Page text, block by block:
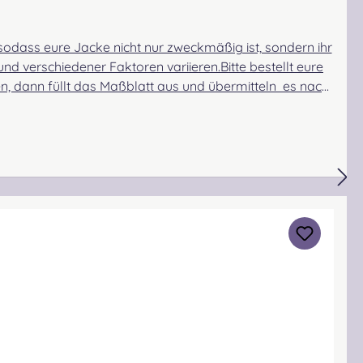
eure Jacke nicht nur zweckmäßig ist, sondern ihr
verschiedener Faktoren variieren.Bitte bestellt eure
dann füllt das Maßblatt aus und übermitteln es nach
Arrcorchar ist ein eher fester, griffiger Stoff. Er hat
im Vergleich zum Arrochar deutlich weicher und